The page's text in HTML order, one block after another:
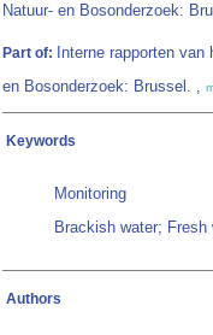
Natuur- en Bosonderzoek:
Part of:
Interne rapporten
en Bosonderzoek: Brussel. ,
Keywords
Monitoring
Brackish water; Fresh
Authors